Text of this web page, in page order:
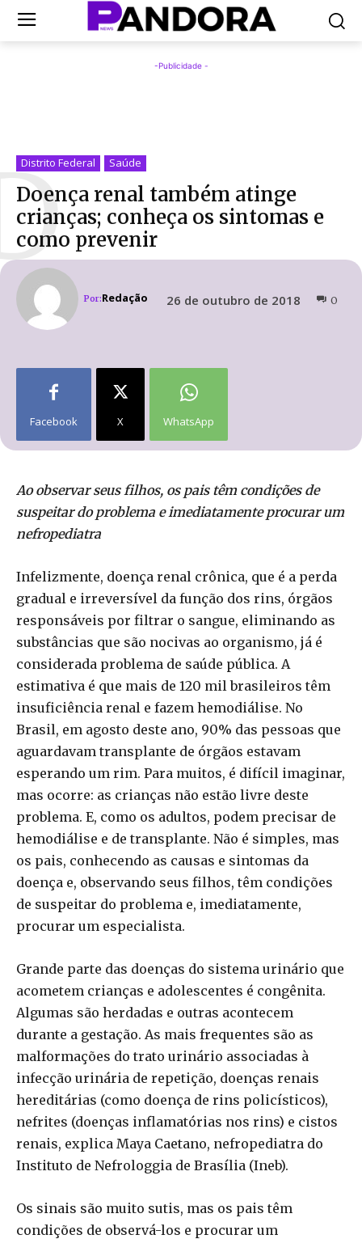
-Publicidade -
Distrito Federal Saúde
Doença renal também atinge
crianças; conheça os sintomas e
como prevenir
Por:Redação 26 de outubro de 2018 0
Facebook X WhatsApp
Ao observar seus filhos, os pais têm condições de
suspeitar do problema e imediatamente procurar um
nefropediatra
Infelizmente, doença renal crônica, que é a perda
gradual e irreversível da função dos rins, órgãos
responsáveis por filtrar o sangue, eliminando as
substâncias que são nocivas ao organismo, já é
considerada problema de saúde pública. A
estimativa é que mais de 120 mil brasileiros têm
insuficiência renal e fazem hemodiálise. No
Brasil, em agosto deste ano, 90% das pessoas que
aguardavam transplante de órgãos estavam
esperando um rim. Para muitos, é difícil imaginar,
mas ocorre: as crianças não estão livre deste
problema. E, como os adultos, podem precisar de
hemodiálise e de transplante. Não é simples, mas
os pais, conhecendo as causas e sintomas da
doença e, observando seus filhos, têm condições
de suspeitar do problema e, imediatamente,
procurar um especialista.
Grande parte das doenças do sistema urinário que
acometem crianças e adolescentes é congênita.
Algumas são herdadas e outras acontecem
durante a gestação. As mais frequentes são as
malformações do trato urinário associadas à
infecção urinária de repetição, doenças renais
hereditárias (como doença de rins policísticos),
nefrites (doenças inflamatórias nos rins) e cistos
renais, explica Maya Caetano, nefropediatra do
Instituto de Nefrologgia de Brasília (Ineb).
Os sinais são muito sutis, mas os pais têm
condições de observá-los e procurar um